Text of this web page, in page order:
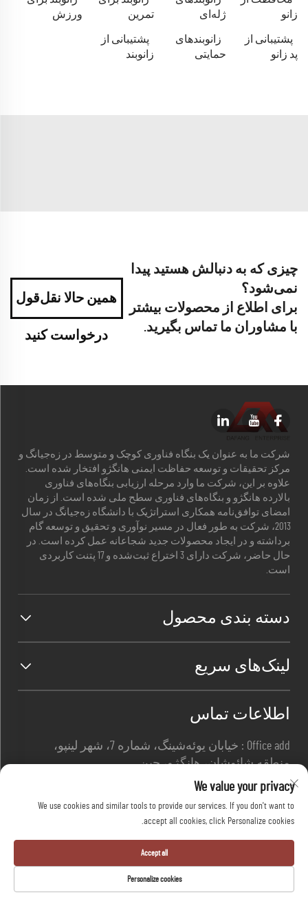
زانو
ژله‌ای
تمرین
ورزش
پشتیبانی از
پد زانو
زانوبندهای
حمایتی
پشتیبانی از
زانوبند
چیزی که به دنبالش هستید پیدا
نمی‌شود؟
برای اطلاع از محصولات بیشتر
با مشاوران ما تماس بگیرید.
همین حالا نقل‌قول
درخواست کنید
شرکت ما به عنوان یک بنگاه فناوری کوچک و متوسط در زه‌جیانگ و
مرکز تحقیقات و توسعه حفاظت ایمنی هانگژو افتخار شده است.
علاوه بر این، شرکت ما وارد مرحله ارزیابی بنگاه‌های فناوری
بالارده هانگژو و بنگاه‌های فناوری سطح ملی شده است. از زمان
امضای توافق‌نامه همکاری استراتژیک با دانشگاه زه‌جیانگ در سال
2013، شرکت به طور فعال در مسیر نوآوری و تحقیق و توسعه گام
برداشته و در ایجاد محصولات جدید شجاعانه عمل کرده است. در
حال حاضر، شرکت دارای 3 اختراع ثبت‌شده و 17 پتنت کاربردی
است.
دسته بندی محصول
لینک‌های سریع
اطلاعات تماس
Office add : خیابان یوئه‌شینگ، شماره 7، شهر لینپو،
منطقه شائوشان، هانگژو، چین
ایمیل: [email protected]
تماس:
کلیه حقوق متعلق به شرکت ایمنی هانگژو دافانگ،
محدودیت‌شده است -سیاست حریم خصوصی -وبلاگ
We value your privacy
We use cookies and similar tools to provide our services. If you don't want to
accept all cookies, click Personalize cookies.
Personalize cookies
Accept all